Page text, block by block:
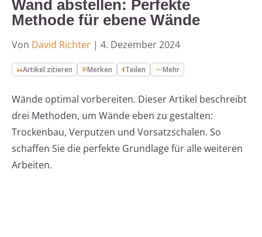
Wand abstellen: Perfekte
Methode für ebene Wände
Von David Richter | 4. Dezember 2024
Artikel zitieren Merken Teilen Mehr
Wände optimal vorbereiten. Dieser Artikel beschreibt
drei Methoden, um Wände eben zu gestalten:
Trockenbau, Verputzen und Vorsatzschalen. So
schaffen Sie die perfekte Grundlage für alle weiteren
Arbeiten.